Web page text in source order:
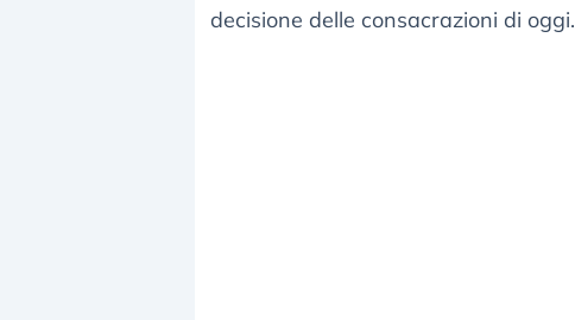
decisione delle consacrazioni di oggi.